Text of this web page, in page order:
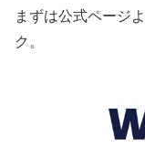
まずは公式ページ
ク。